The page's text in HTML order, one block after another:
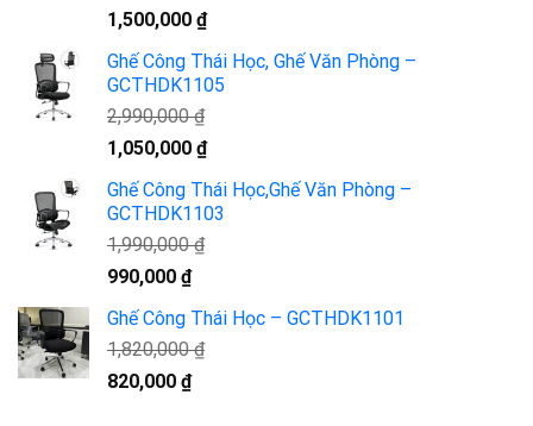
Giá
là:
2,990,000 ₫.
1,500,000 ₫Giá
tại
là:
Ghế Công Thái Học, Ghế Văn Phòng –
GCTHDK1105
2,990,000₫
Giá
là:
2,990,000 ₫.
1,050,000 ₫Giá
tại
là:
Ghế Công Thái Học,Ghế Văn Phòng –
GCTHDK1103
1,990,000₫
Giá
là:
1,990,000 ₫.
990,000 ₫Giá
tại
là:
990,000 ₫.
Ghế Công Thái Học – GCTHDK1101
1,820,000₫
Giá
820,000 ₫Giá